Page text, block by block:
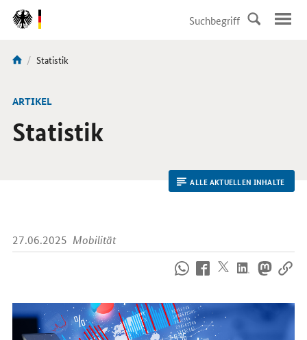
DirektZu:
Navigation
Sie
hier:
Aktuelle
Statistik
ARTIKEL
Statistik
ALLE AKTUELLEN INHALTE
27.06.2025 Mobilität
uns
im
Internet